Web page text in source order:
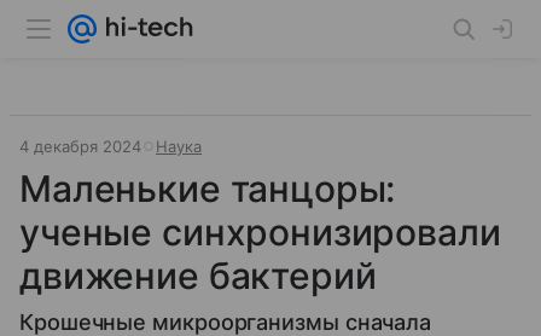
4 декабря 2024 Наука
Маленькие танцоры:
ученые синхронизировали
движение бактерий
Крошечные микроорганизмы сначала